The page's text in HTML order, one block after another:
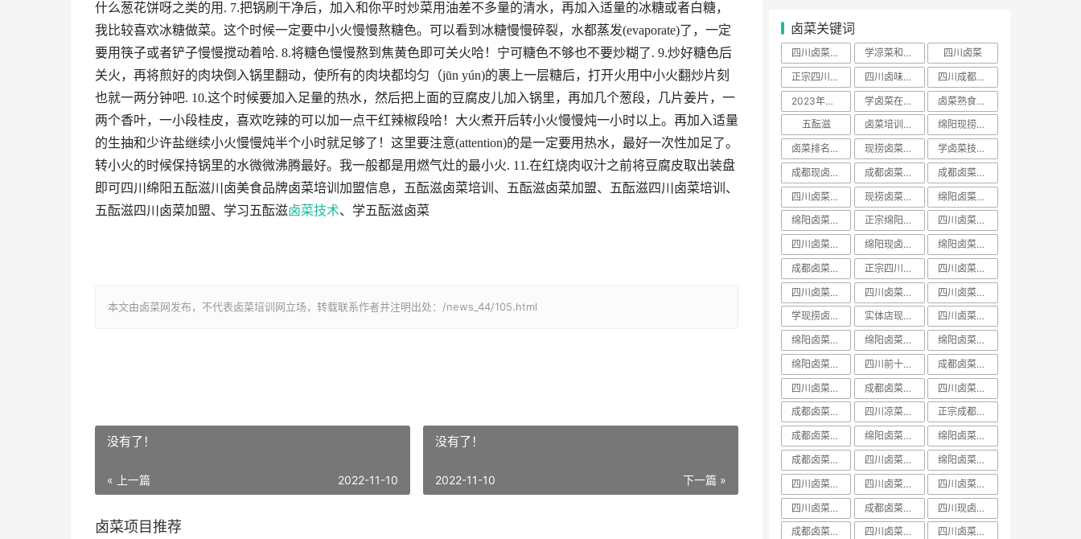
什么葱花饼呀之类的用. 7.把锅刷干净后，加入和你平时炒菜用油差不多量的清水，再加入适量的冰糖或者白糖，
我比较喜欢冰糖做菜。这个时候一定要中小火慢慢熬糖色。可以看到冰糖慢慢碎裂，水都蒸发(evaporate)了，一定
要用筷子或者铲子慢慢搅动着哈. 8.将糖色慢慢熬到焦黄色即可关火哈！宁可糖色不够也不要炒糊了. 9.炒好糖色后
关火，再将煎好的肉块倒入锅里翻动，使所有的肉块都均匀（jūn yún)的裹上一层糖后，打开火用中小火翻炒片刻
也就一两分钟吧. 10.这个时候要加入足量的热水，然后把上面的豆腐皮儿加入锅里，再加几个葱段，几片姜片，一
两个香叶，一小段桂皮，喜欢吃辣的可以加一点干红辣椒段哈！大火煮开后转小火慢慢炖一小时以上。再加入适量
的生抽和少许盐继续小火慢慢炖半个小时就足够了！这里要注意(attention)的是一定要用热水，最好一次性加足了。
转小火的时候保持锅里的水微微沸腾最好。我一般都是用燃气灶的最小火. 11.在红烧肉収汁之前将豆腐皮取出装盘
即可四川绵阳五酝滋川卤美食品牌卤菜培训加盟信息，五酝滋卤菜培训、五酝滋卤菜加盟、五酝滋四川卤菜培训、
五酝滋四川卤菜加盟、学习五酝滋卤菜技术、学五酝滋卤菜
本文由卤菜网发布，不代表卤菜培训网立场，转载联系作者并注明出处：/news_44/105.html
没有了！
« 上一篇 2022-11-10
没有了！
下一篇 »
2022-11-10
卤菜项目推荐
卤菜关键词
四川卤菜去哪里学正宗 学凉菜和卤菜要多少学费
四川卤菜
正宗四川卤菜培训
四川卤味哪家培训最好
四川成都卤菜培训哪家好
2023年卤菜培训学员
学卤菜在哪里学
卤菜熟食培训费用一般多少学费
五酝滋
卤菜培训声明
绵阳现捞培训哪家出名
卤菜排名前十名加盟店
现捞卤菜培训哪家好
学卤菜技术到哪里学的正宗
成都现卤现捞培训
成都卤菜熟食培训
成都卤菜培训费用一般多少学费
四川卤菜配方技术学习培训哪家好
现捞卤菜培训费用一般多少学费
绵阳卤菜培训哪家好
绵阳卤菜培训费用一般多少学费
正宗绵阳卤菜培训班
四川卤菜学习方法培训技术哪家好
四川卤菜学习技术培训去哪里学好
绵阳现卤现捞培训
绵阳卤菜熟食培训
成都卤菜培训班排名
正宗四川卤菜培训班
四川卤菜培训价格表
​四川卤菜培训班排名
四川卤菜熟食培训
四川卤菜排名学习培训技术哪家靠谱
学现捞卤菜技术哪里好
实体店现卤现捞培训有保障吗
四川卤菜培训基地
绵阳卤菜培训班视频
绵阳卤菜培训价目表
绵阳卤菜培训价班排名
绵阳卤菜培训排行榜
四川前十卤菜学习培训技术哪家好
成都卤菜培训价目表
四川卤菜中心培训学习技术哪家好
成都卤菜培训机构课程
四川卤菜培训价目表
成都卤菜培训价格表
四川凉菜卤菜培训
正宗成都卤菜培训班
成都卤菜培训班视频
绵阳卤菜培训技术
绵阳卤菜培训实体店
成都卤菜培训价格课程
四川卤菜课程学习培训技术哪家好
绵阳卤菜培训哪里好
四川卤菜价格培训技术学习哪家好
四川卤菜培训哪家好
四川卤菜培训班排名
四川卤菜培训前十
成都卤菜培训中心课程
四川现卤现捞培训
成都卤菜培训学校课程
四川卤菜学习培训技术学校哪家好
四川卤菜培训机构